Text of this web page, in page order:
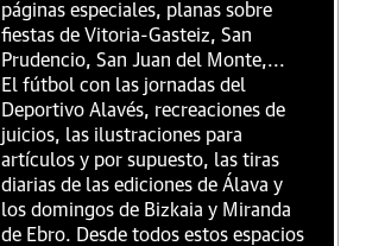
páginas especiales, planas sobre
fiestas de Vitoria-Gasteiz, San
Prudencio, San Juan del Monte,...
El fútbol con las jornadas del
Deportivo Alavés, recreaciones de
juicios, las ilustraciones para
artículos y por supuesto, las tiras
diarias de las ediciones de Álava y
los domingos de Bizkaia y Miranda
de Ebro. Desde todos estos espacios